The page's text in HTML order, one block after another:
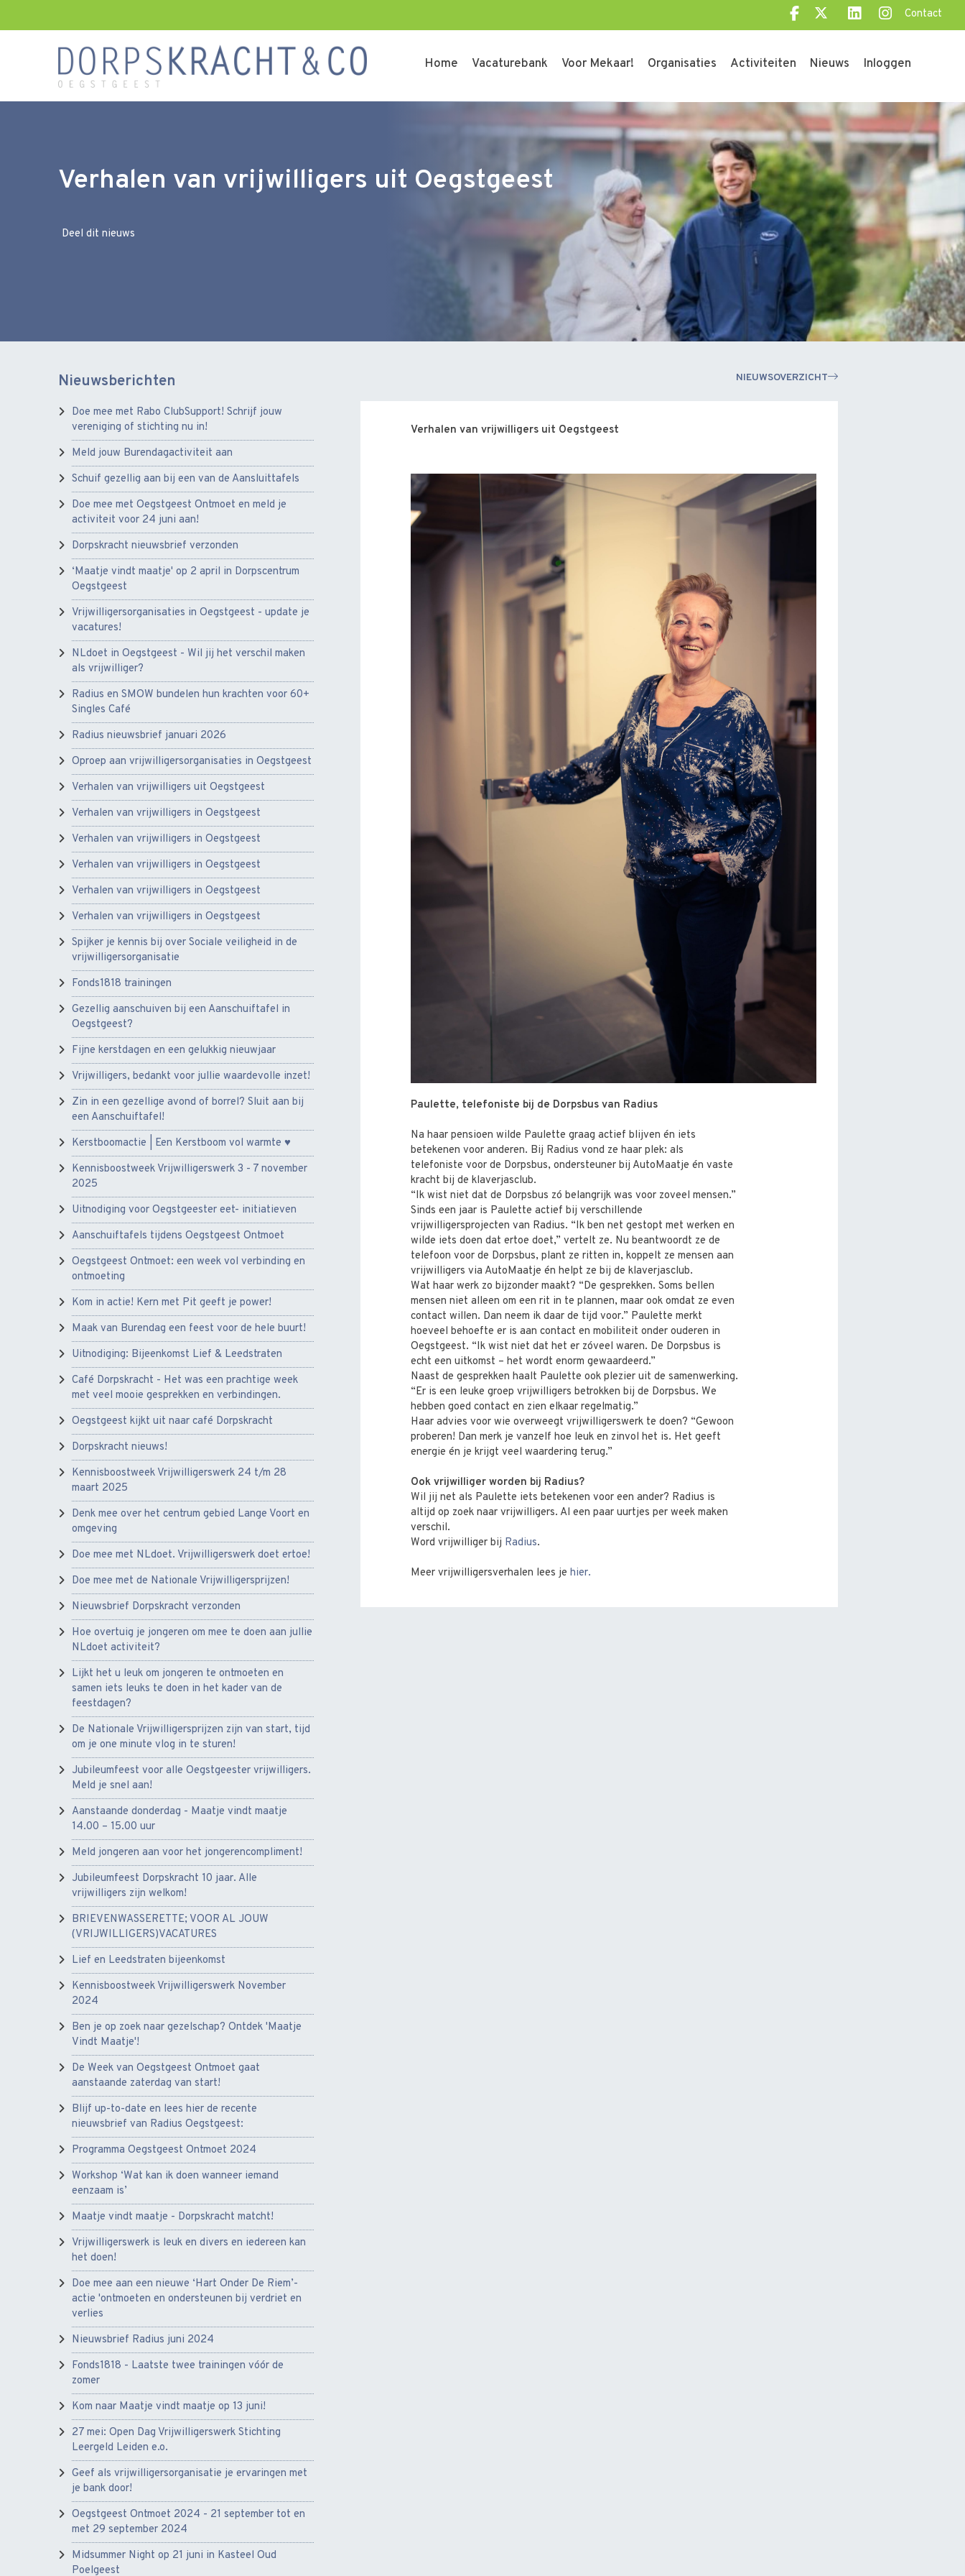
Contact
Home Vacaturebank Voor Mekaar! Organisaties Activiteiten Nieuws Inloggen
Verhalen van vrijwilligers uit Oegstgeest
Deel dit nieuws
Nieuwsberichten
Doe mee met Rabo ClubSupport! Schrijf jouw
vereniging of stichting nu in!
Meld jouw Burendagactiviteit aan
Schuif gezellig aan bij een van de Aansluittafels
Doe mee met Oegstgeest Ontmoet en meld je
activiteit voor 24 juni aan!
Dorpskracht nieuwsbrief verzonden
‘Maatje vindt maatje' op 2 april in Dorpscentrum
Oegstgeest
Vrijwilligersorganisaties in Oegstgeest - update je
vacatures!
NLdoet in Oegstgeest - Wil jij het verschil maken
als vrijwilliger?
Radius en SMOW bundelen hun krachten voor 60+
Singles Café
Radius nieuwsbrief januari 2026
Oproep aan vrijwilligersorganisaties in Oegstgeest
Verhalen van vrijwilligers uit Oegstgeest
Verhalen van vrijwilligers in Oegstgeest
Verhalen van vrijwilligers in Oegstgeest
Verhalen van vrijwilligers in Oegstgeest
Verhalen van vrijwilligers in Oegstgeest
Verhalen van vrijwilligers in Oegstgeest
Spijker je kennis bij over Sociale veiligheid in de
vrijwilligersorganisatie
Fonds1818 trainingen
Gezellig aanschuiven bij een Aanschuiftafel in
Oegstgeest?
Fijne kerstdagen en een gelukkig nieuwjaar
Vrijwilligers, bedankt voor jullie waardevolle inzet!
Zin in een gezellige avond of borrel? Sluit aan bij
een Aanschuiftafel!
Kerstboomactie | Een Kerstboom vol warmte ♥️
Kennisboostweek Vrijwilligerswerk 3 - 7 november
2025
Uitnodiging voor Oegstgeester eet- initiatieven
Aanschuiftafels tijdens Oegstgeest Ontmoet
Oegstgeest Ontmoet: een week vol verbinding en
ontmoeting
Kom in actie! Kern met Pit geeft je power!
Maak van Burendag een feest voor de hele buurt!
Uitnodiging: Bijeenkomst Lief & Leedstraten
Café Dorpskracht - Het was een prachtige week
met veel mooie gesprekken en verbindingen.
Oegstgeest kijkt uit naar café Dorpskracht
Dorpskracht nieuws!
Kennisboostweek Vrijwilligerswerk 24 t/m 28
maart 2025
Denk mee over het centrum gebied Lange Voort en
omgeving
Doe mee met NLdoet. Vrijwilligerswerk doet ertoe!
Doe mee met de Nationale Vrijwilligersprijzen!
Nieuwsbrief Dorpskracht verzonden
Hoe overtuig je jongeren om mee te doen aan jullie
NLdoet activiteit?
Lijkt het u leuk om jongeren te ontmoeten en
samen iets leuks te doen in het kader van de
feestdagen?
De Nationale Vrijwilligersprijzen zijn van start, tijd
om je one minute vlog in te sturen!
Jubileumfeest voor alle Oegstgeester vrijwilligers.
Meld je snel aan!
Aanstaande donderdag - Maatje vindt maatje
14.00 – 15.00 uur
Meld jongeren aan voor het jongerencompliment!
Jubileumfeest Dorpskracht 10 jaar. Alle
vrijwilligers zijn welkom!
BRIEVENWASSERETTE; VOOR AL JOUW
(VRIJWILLIGERS)VACATURES
Lief en Leedstraten bijeenkomst
Kennisboostweek Vrijwilligerswerk November
2024
Ben je op zoek naar gezelschap? Ontdek 'Maatje
Vindt Maatje'!
De Week van Oegstgeest Ontmoet gaat
aanstaande zaterdag van start!
Blijf up-to-date en lees hier de recente
nieuwsbrief van Radius Oegstgeest:
Programma Oegstgeest Ontmoet 2024
Workshop ‘Wat kan ik doen wanneer iemand
eenzaam is’
Maatje vindt maatje - Dorpskracht matcht!
Vrijwilligerswerk is leuk en divers en iedereen kan
het doen!
Doe mee aan een nieuwe ‘Hart Onder De Riem’-
actie 'ontmoeten en ondersteunen bij verdriet en
verlies
Nieuwsbrief Radius juni 2024
Fonds1818 - Laatste twee trainingen vóór de
zomer
Kom naar Maatje vindt maatje op 13 juni!
27 mei: Open Dag Vrijwilligerswerk Stichting
Leergeld Leiden e.o.
Geef als vrijwilligersorganisatie je ervaringen met
je bank door!
Oegstgeest Ontmoet 2024 - 21 september tot en
met 29 september 2024
Midsummer Night op 21 juni in Kasteel Oud
Poelgeest
NIEUWSOVERZICHT
Verhalen van vrijwilligers uit Oegstgeest
Paulette, telefoniste bij de Dorpsbus van Radius
Na haar pensioen wilde Paulette graag actief blijven én iets
betekenen voor anderen. Bij Radius vond ze haar plek: als
telefoniste voor de Dorpsbus, ondersteuner bij AutoMaatje én vaste
kracht bij de klaverjasclub.
“Ik wist niet dat de Dorpsbus zó belangrijk was voor zoveel mensen.”
Sinds een jaar is Paulette actief bij verschillende
vrijwilligersprojecten van Radius. “Ik ben net gestopt met werken en
wilde iets doen dat ertoe doet,” vertelt ze. Nu beantwoordt ze de
telefoon voor de Dorpsbus, plant ze ritten in, koppelt ze mensen aan
vrijwilligers via AutoMaatje én helpt ze bij de klaverjasclub.
Wat haar werk zo bijzonder maakt? “De gesprekken. Soms bellen
mensen niet alleen om een rit in te plannen, maar ook omdat ze even
contact willen. Dan neem ik daar de tijd voor.” Paulette merkt
hoeveel behoefte er is aan contact en mobiliteit onder ouderen in
Oegstgeest. “Ik wist niet dat het er zóveel waren. De Dorpsbus is
echt een uitkomst – het wordt enorm gewaardeerd.”
Naast de gesprekken haalt Paulette ook plezier uit de samenwerking.
“Er is een leuke groep vrijwilligers betrokken bij de Dorpsbus. We
hebben goed contact en zien elkaar regelmatig.”
Haar advies voor wie overweegt vrijwilligerswerk te doen? “Gewoon
proberen! Dan merk je vanzelf hoe leuk en zinvol het is. Het geeft
energie én je krijgt veel waardering terug.”
Ook vrijwilliger worden bij Radius?
Wil jij net als Paulette iets betekenen voor een ander? Radius is
altijd op zoek naar vrijwilligers. Al een paar uurtjes per week maken
verschil.
Word vrijwilliger bij Radius.
Meer vrijwilligersverhalen lees je hier.